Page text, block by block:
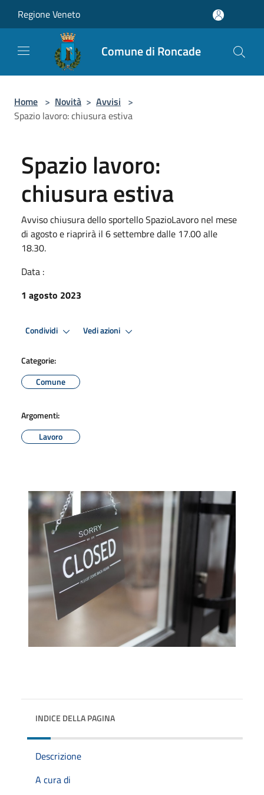
Regione Veneto
Comune di Roncade
Home > Novità > Avvisi >
Spazio lavoro: chiusura estiva
Spazio lavoro:
chiusura estiva
Avviso chiusura dello sportello SpazioLavoro nel mese
di agosto e riaprirà il 6 settembre dalle 17.00 alle
18.30.
Data :
1 agosto 2023
Condividi Vedi azioni
Categorie:
Comune
Argomenti:
Lavoro
INDICE DELLA PAGINA
Descrizione
A cura di